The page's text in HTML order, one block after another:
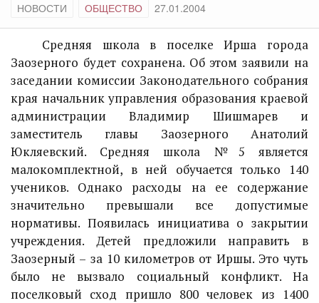
НОВОСТИ ОБЩЕСТВО 27.01.2004
Средняя школа в поселке Ирша города
Заозерного будет сохранена. Об этом заявили на
заседании комиссии Законодательного собрания
края начальник управления образования краевой
администрации Владимир Шишмарев и
заместитель главы Заозерного Анатолий
Юкляевский. Средняя школа №5 является
малокомплектной, в ней обучается только 140
учеников. Однако расходы на ее содержание
значительно превышали все допустимые
нормативы. Появилась инициатива о закрытии
учреждения. Детей предложили направить в
Заозерный – за 10 километров от Иршы. Это чуть
было не вызвало социальный конфликт. На
поселковый сход пришло 800 человек из 1400